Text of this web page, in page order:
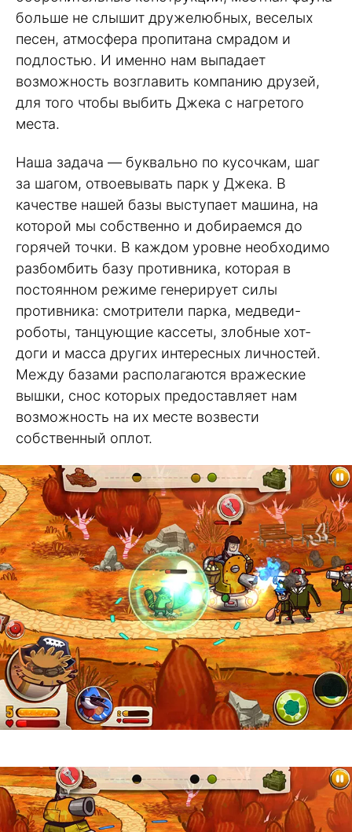
больше не слышит дружелюбных, веселых
песен, атмосфера пропитана смрадом и
подлостью. И именно нам выпадает
возможность возглавить компанию друзей,
для того чтобы выбить Джека с нагретого
места.
Наша задача — буквально по кусочкам, шаг
за шагом, отвоевывать парк у Джека. В
качестве нашей базы выступает машина, на
которой мы собственно и добираемся до
горячей точки. В каждом уровне необходимо
разбомбить базу противника, которая в
постоянном режиме генерирует силы
противника: смотрители парка, медведи-
роботы, танцующие кассеты, злобные хот-
доги и масса других интересных личностей.
Между базами располагаются вражеские
вышки, снос которых предоставляет нам
возможность на их месте возвести
собственный оплот.